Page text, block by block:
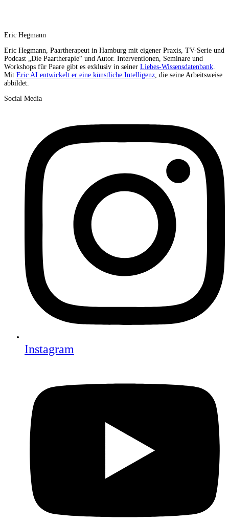
Eric Hegmann
Eric Hegmann, Paartherapeut in Hamburg mit eigener Praxis, TV-Serie und
Podcast „Die Paartherapie“ und Autor. Interventionen, Seminare und
Workshops für Paare gibt es exklusiv in seiner Liebes-Wissensdatenbank.
Mit Eric AI entwickelt er eine künstliche Intelligenz, die seine Arbeitsweise
abbildet.
Social Media
Instagram